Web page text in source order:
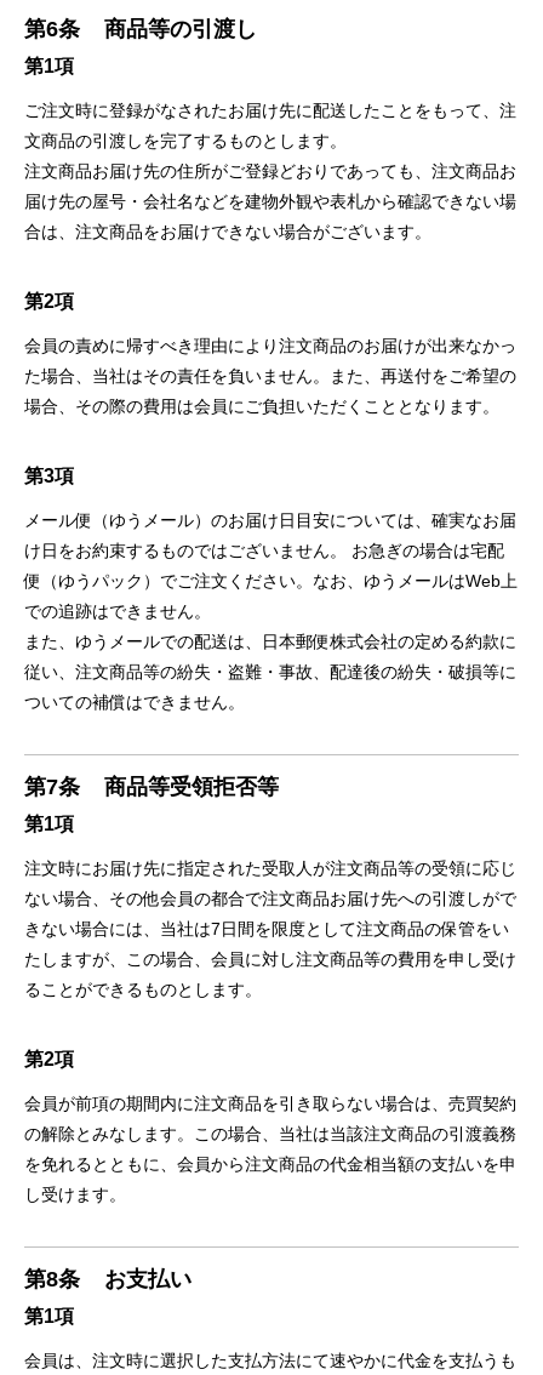
第6条 商品等の引渡し
第1項
ご注文時に登録がなされたお届け先に配送したことをもって、注
文商品の引渡しを完了するものとします。
注文商品お届け先の住所がご登録どおりであっても、注文商品お
届け先の屋号・会社名などを建物外観や表札から確認できない場
合は、注文商品をお届けできない場合がございます。
第2項
会員の責めに帰すべき理由により注文商品のお届けが出来なかっ
た場合、当社はその責任を負いません。また、再送付をご希望の
場合、その際の費用は会員にご負担いただくこととなります。
第3項
メール便（ゆうメール）のお届け日目安については、確実なお届
け日をお約束するものではございません。 お急ぎの場合は宅配
便（ゆうパック）でご注文ください。なお、ゆうメールはWeb上
での追跡はできません。
また、ゆうメールでの配送は、日本郵便株式会社の定める約款に
従い、注文商品等の紛失・盗難・事故、配達後の紛失・破損等に
ついての補償はできません。
第7条 商品等受領拒否等
第1項
注文時にお届け先に指定された受取人が注文商品等の受領に応じ
ない場合、その他会員の都合で注文商品お届け先への引渡しがで
きない場合には、当社は7日間を限度として注文商品の保管をい
たしますが、この場合、会員に対し注文商品等の費用を申し受け
ることができるものとします。
第2項
会員が前項の期間内に注文商品を引き取らない場合は、売買契約
の解除とみなします。この場合、当社は当該注文商品の引渡義務
を免れるとともに、会員から注文商品の代金相当額の支払いを申
し受けます。
第8条 お支払い
第1項
会員は、注文時に選択した支払方法にて速やかに代金を支払うも